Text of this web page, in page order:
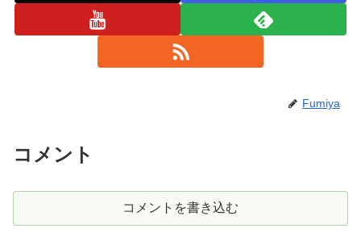
Fumiya
コメント
コメントを書き込む